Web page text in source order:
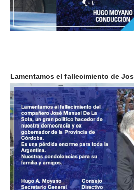
Lamentamos el fallecimiento de